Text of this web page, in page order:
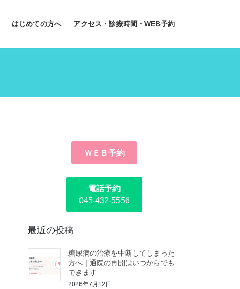
はじめての方へ アクセス・診療時間・WEB予約
ＷＥＢ予約
電話予約
045-432-5556
最近の投稿
糖尿病の治療を中断してしまった
方へ｜通院の再開はいつからでも
できます
2026年7月12日